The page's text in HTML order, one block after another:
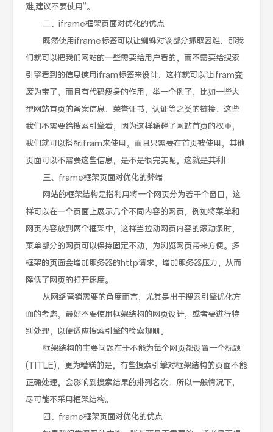
难,建议不要使用”。
二、iframe框架页面对优化的优点
既然使用iframe标签可以让蜘蛛对该部分抓取困难，那我
们就可以把我们网站的一些需要给用户看的，而不需要给搜索
引擎看到的信息使用ifram标签来设计，这样就可以让ifram变
废为宝了，而且有代码瘦身的作用，举一个例子，比如一些大
型网站首页的备案信息，荣誉证书，认证等之类的链接，这些
我们不需要给搜索引擎看，因为这样稀释了网站首页的权重，
我们就可以搭配ifram来使用，而且只需要在首页被使用，其他
页面可以不需要这些信息，是不是很完美呢，这就是其利!
三、frame框架页面对优化的弊端
网站的框架结构是指利用将一个网页分为若干个窗口，这
样可以在一个页面上展示几个不同内容的网页，例如将菜单和
网页内容放到两个框架中，这样当拉动网页内容的滚动条时，
菜单部分的网页可以保持固定不动，为浏览网页带来方便。多
框架的页面会增加服务器的http请求，增加服务器压力，从而
降低了网页的打开速度。
从网络营销需要的角度而言，尤其是出于搜索引擎优化方
面的考虑，最好不要使用框架结构的网页设计，或者要进行特
别处理，以便适应搜索引擎的检索规则。
框架结构的主要问题在于不能为每个网页都设置一个标题
(TITLE)，更为糟糕的是，有些搜索引擎对框架结构的页面不能
正确处理，会影响到搜索结果的排列名次。所以一般情况下，
尽可能不采用框架结构。
四、frame框架页面对优化的优点